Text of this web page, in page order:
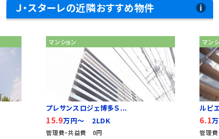
Ｊ・スターレの近隣おすすめ物件
マンション
プレサンスロジェ博多Ｓ...
15.9万円～ 2LDK
管理費・共益費 0円
マン
ルピ
6.1
管理